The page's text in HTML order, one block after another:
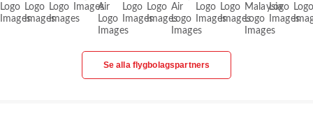
Se alla flygbolagspartners